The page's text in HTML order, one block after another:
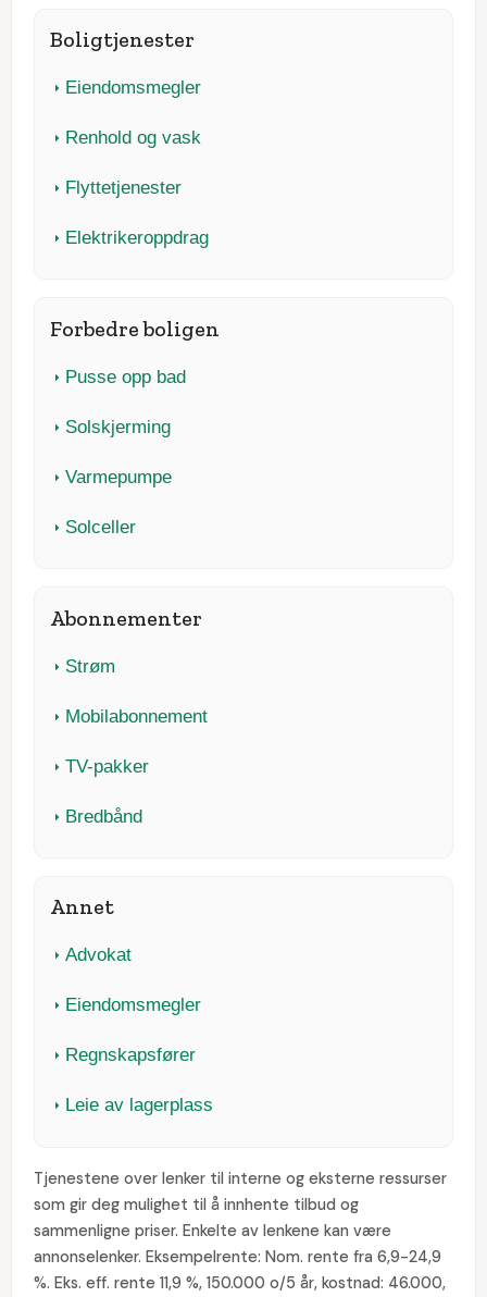
Boligtjenester
Eiendomsmegler
Renhold og vask
Flyttetjenester
Elektrikeroppdrag
Forbedre boligen
Pusse opp bad
Solskjerming
Varmepumpe
Solceller
Abonnementer
Strøm
Mobilabonnement
TV-pakker
Bredbånd
Annet
Advokat
Eiendomsmegler
Regnskapsfører
Leie av lagerplass
Tjenestene over lenker til interne og eksterne ressurser
som gir deg mulighet til å innhente tilbud og
sammenligne priser. Enkelte av lenkene kan være
annonselenker. Eksempelrente: Nom. rente fra 6,9-24,9
%. Eks. eff. rente 11,9 %, 150.000 o/5 år, kostnad: 46.000,